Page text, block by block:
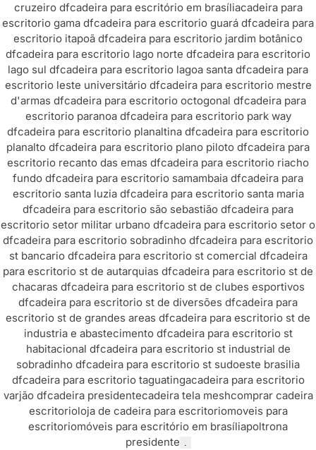
cruzeiro dfcadeira para escritório em brasíliacadeira para
escritorio gama dfcadeira para escritorio guará dfcadeira para
escritorio itapoã dfcadeira para escritorio jardim botânico
dfcadeira para escritorio lago norte dfcadeira para escritorio
lago sul dfcadeira para escritorio lagoa santa dfcadeira para
escritorio leste universitário dfcadeira para escritorio mestre
d'armas dfcadeira para escritorio octogonal dfcadeira para
escritorio paranoa dfcadeira para escritorio park way
dfcadeira para escritorio planaltina dfcadeira para escritorio
planalto dfcadeira para escritorio plano piloto dfcadeira para
escritorio recanto das emas dfcadeira para escritorio riacho
fundo dfcadeira para escritorio samambaia dfcadeira para
escritorio santa luzia dfcadeira para escritorio santa maria
dfcadeira para escritorio são sebastião dfcadeira para
escritorio setor militar urbano dfcadeira para escritorio setor o
dfcadeira para escritorio sobradinho dfcadeira para escritorio
st bancario dfcadeira para escritorio st comercial dfcadeira
para escritorio st de autarquias dfcadeira para escritorio st de
chacaras dfcadeira para escritorio st de clubes esportivos
dfcadeira para escritorio st de diversões dfcadeira para
escritorio st de grandes areas dfcadeira para escritorio st de
industria e abastecimento dfcadeira para escritorio st
habitacional dfcadeira para escritorio st industrial de
sobradinho dfcadeira para escritorio st sudoeste brasilia
dfcadeira para escritorio taguatingacadeira para escritorio
varjão dfcadeira presidentecadeira tela meshcomprar cadeira
escritorioloja de cadeira para escritoriomoveis para
escritoriomóveis para escritório em brasíliapoltrona
presidente .